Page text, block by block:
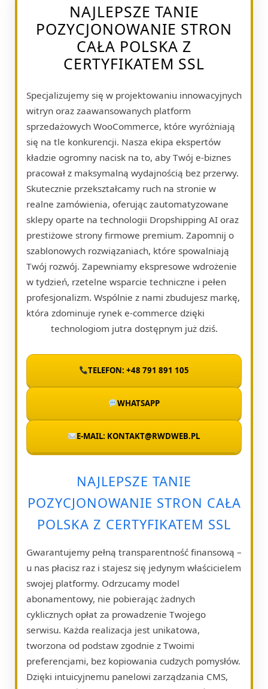
NAJLEPSZE TANIE
POZYCJONOWANIE STRON
CAŁA POLSKA Z
CERTYFIKATEM SSL
Specjalizujemy się w projektowaniu innowacyjnych
witryn oraz zaawansowanych platform
sprzedażowych WooCommerce, które wyróżniają
się na tle konkurencji. Nasza ekipa ekspertów
kładzie ogromny nacisk na to, aby Twój e-biznes
pracował z maksymalną wydajnością bez przerwy.
Skutecznie przekształcamy ruch na stronie w
realne zamówienia, oferując zautomatyzowane
sklepy oparte na technologii Dropshipping AI oraz
prestiżowe strony firmowe premium. Zapomnij o
szablonowych rozwiązaniach, które spowalniają
Twój rozwój. Zapewniamy ekspresowe wdrożenie
w tydzień, rzetelne wsparcie techniczne i pełen
profesjonalizm. Wspólnie z nami zbudujesz markę,
która zdominuje rynek e-commerce dzięki
technologiom jutra dostępnym już dziś.
TELEFON: +48 791 891 105
WHATSAPP
E-MAIL: KONTAKT@RWDWEB.PL
NAJLEPSZE TANIE
POZYCJONOWANIE STRON CAŁA
POLSKA Z CERTYFIKATEM SSL
Gwarantujemy pełną transparentność finansową –
u nas płacisz raz i stajesz się jedynym właścicielem
swojej platformy. Odrzucamy model
abonamentowy, nie pobierając żadnych
cyklicznych opłat za prowadzenie Twojego
serwisu. Każda realizacja jest unikatowa,
tworzona od podstaw zgodnie z Twoimi
preferencjami, bez kopiowania cudzych pomysłów.
Dzięki intuicyjnemu panelowi zarządzania CMS,